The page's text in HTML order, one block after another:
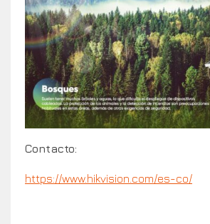
Contacto:
https://www.hikvision.com/es-co/